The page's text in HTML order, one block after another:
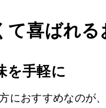
喜ばれる
を手軽に
におすすめなのが